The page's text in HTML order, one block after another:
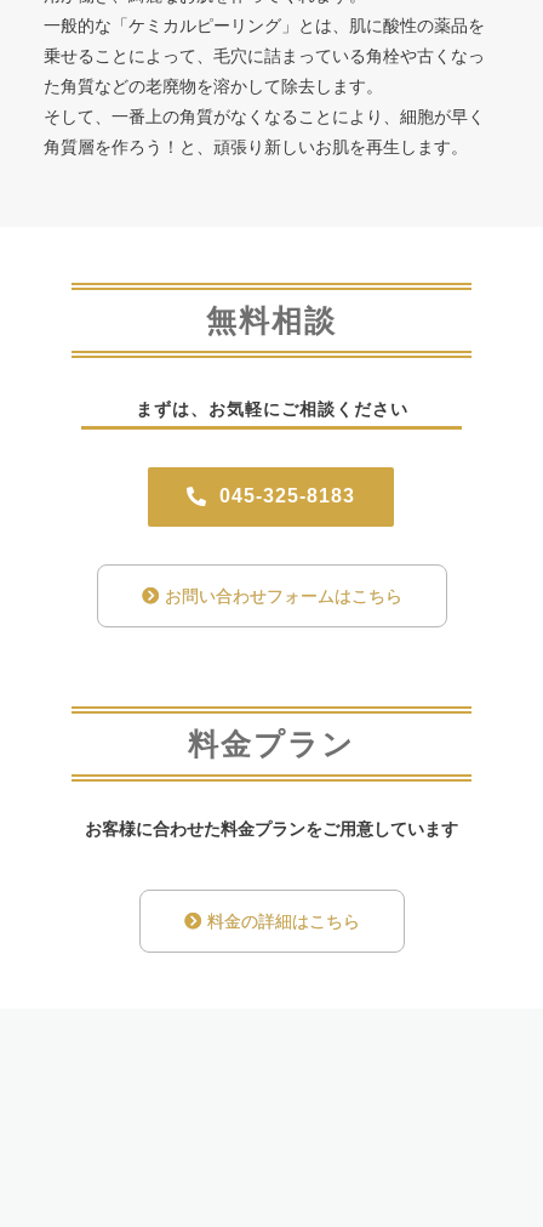
一般的な「ケミカルピーリング」とは、肌に酸性の薬品を
乗せることによって、毛穴に詰まっている角栓や古くなっ
た角質などの老廃物を溶かして除去します。
そして、一番上の角質がなくなることにより、細胞が早く
角質層を作ろう！と、頑張り新しいお肌を再生します。
無料相談
まずは、お気軽にご相談ください
045-325-8183
お問い合わせフォームはこちら
料金プラン
お客様に合わせた料金プランをご用意しています
料金の詳細はこちら